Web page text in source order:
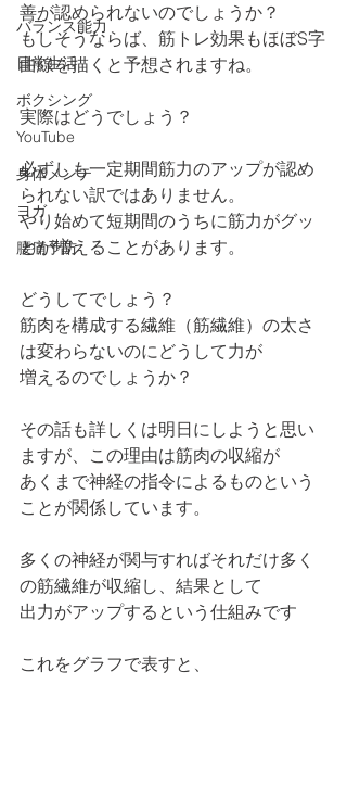
バランス能力
日常生活
ボクシング
YouTube
身体メンテ
ヨガ
腰痛予防
善が認められないのでしょうか？
もしそうならば、筋トレ効果もほぼS字
曲線を描くと予想されますね。
実際はどうでしょう？
必ずしも一定期間筋力のアップが認め
られない訳ではありません。
やり始めて短期間のうちに筋力がグッ
とが増えることがあります。
どうしてでしょう？
筋肉を構成する繊維（筋繊維）の太さ
は変わらないのにどうして力が
増えるのでしょうか？
その話も詳しくは明日にしようと思い
ますが、この理由は筋肉の収縮が
あくまで神経の指令によるものという
ことが関係しています。
多くの神経が関与すればそれだけ多く
の筋繊維が収縮し、結果として
出力がアップするという仕組みです
これをグラフで表すと、